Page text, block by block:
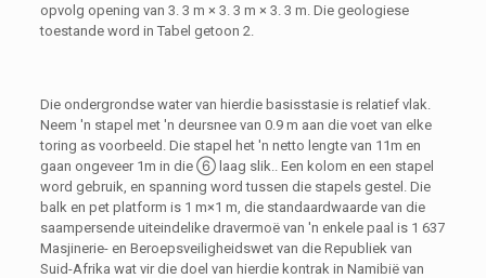
opvolg opening van 3. 3 m × 3. 3 m × 3. 3 m. Die geologiese
toestande word in Tabel getoon 2.
Die ondergrondse water van hierdie basisstasie is relatief vlak.
Neem 'n stapel met 'n deursnee van 0.9 m aan die voet van elke
toring as voorbeeld. Die stapel het 'n netto lengte van 11m en
gaan ongeveer 1m in die ⑥ laag slik.. Een kolom en een stapel
word gebruik, en spanning word tussen die stapels gestel. Die
balk en pet platform is 1 m×1 m, die standaardwaarde van die
saampersende uiteindelike dravermoë van 'n enkele paal is 1 637
Masjinerie- en Beroepsveiligheidswet van die Republiek van
Suid-Afrika wat vir die doel van hierdie kontrak in Namibië van